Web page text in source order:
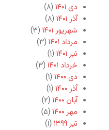
دی ۱۴۰۱
(۸)
آذر ۱۴۰۱
(۸)
شهریور ۱۴۰۱
(۳)
مرداد ۱۴۰۱
(۳)
تیر ۱۴۰۱
(۱)
خرداد ۱۴۰۱
(۳)
دی ۱۴۰۰
(۱)
آذر ۱۴۰۰
(۱)
آبان ۱۴۰۰
(۲)
مهر ۱۴۰۰
(۵)
تیر ۱۳۹۹
(۱)